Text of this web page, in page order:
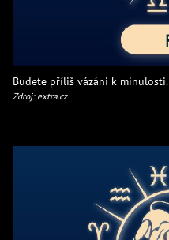
Budete příliš vázáni k minulosti.
Zdroj: extra.cz